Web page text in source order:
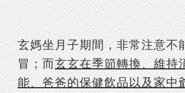
玄媽坐月子期間，非常注意不
冒；而玄玄在季節轉換、維持
能、爸爸的保健飲品以及家中